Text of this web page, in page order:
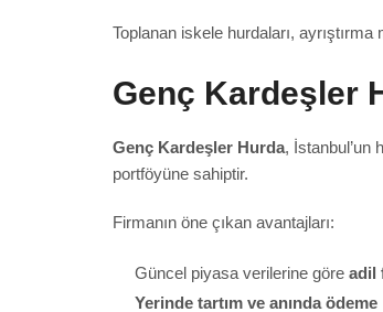
Toplanan iskele hurdaları,
Genç Kardeşler
Genç Kardeşler Hurda, İstanbul’un
portföyüne sahiptir.
Firmanın öne çıkan avantajları:
Güncel piyasa verilerine göre adil
Yerinde tartım ve anında ödeme